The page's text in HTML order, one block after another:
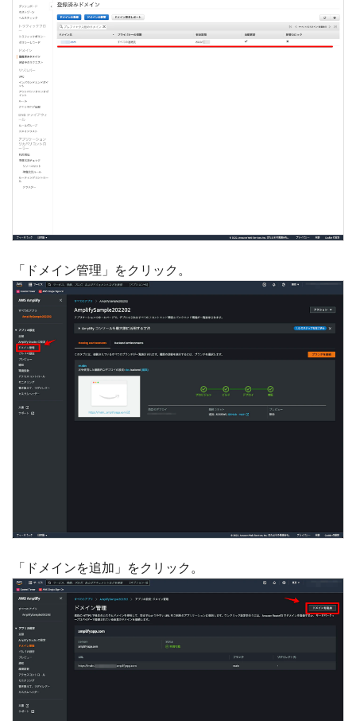
「ドメイン管理」をクリック。
「ドメインを追加」をクリック。